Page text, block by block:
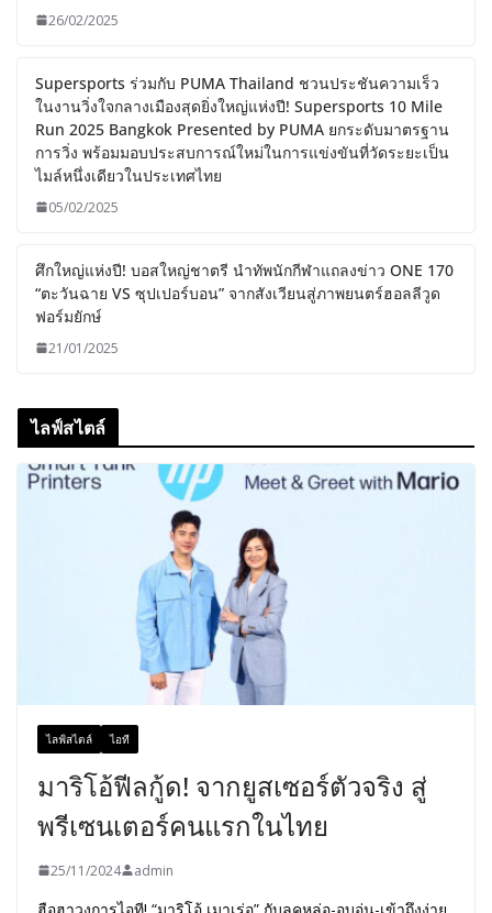
26/02/2025
Supersports ร่วมกับ PUMA Thailand ชวนประชันความเร็ว
ในงานวิ่งใจกลางเมืองสุดยิ่งใหญ่แห่งปี! Supersports 10 Mile
Run 2025 Bangkok Presented by PUMA ยกระดับมาตรฐาน
การวิ่ง พร้อมมอบประสบการณ์ใหม่ในการแข่งขันที่วัดระยะเป็น
ไมล์หนึ่งเดียวในประเทศไทย
05/02/2025
ศึกใหญ่แห่งปี! บอสใหญ่ชาตรี นำทัพนักกีฬาแถลงข่าว ONE 170
“ตะวันฉาย VS ซุปเปอร์บอน” จากสังเวียนสู่ภาพยนตร์ฮอลลีวูด
ฟอร์มยักษ์
21/01/2025
ไลฟ์สไตล์
ไลฟ์สไตล์ ไอที
มาริโอ้ฟีลกู้ด! จากยูสเซอร์ตัวจริง สู่
พรีเซนเตอร์คนแรกในไทย
25/11/2024 admin
ฮือฮาวงการไอที! “มาริโอ้ เมาเร่อ” กับลุคหล่อ-อบอุ่น-เข้าถึงง่าย